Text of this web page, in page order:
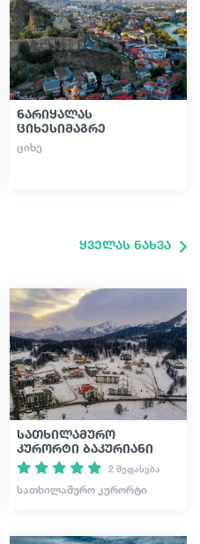
ნარიყალას
ციხესიმაგრე
ᲪᲘᲮᲔ
ყველას ნახვა
სათხილამურო
კურორტი ბაკურიანი
2 შეფასება
ᲡᲐᲗᲮᲘᲚᲐᲛᲣᲠᲝ ᲙᲣᲠᲝᲠᲢᲘ